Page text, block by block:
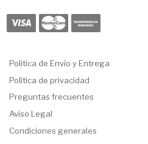
Politica de Envio y Entrega
Política de privacidad
Preguntas frecuentes
Aviso Legal
Condiciones generales